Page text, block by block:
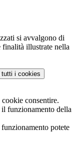
si avvalgono di
finalità illustrate nella
i cookies
consentire.
funzionamento della
potete